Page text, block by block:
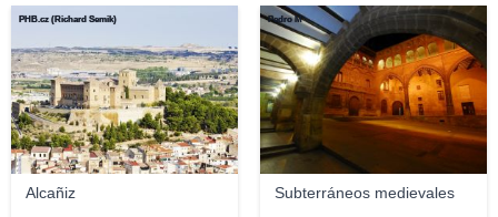
Alcañiz
PHB.cz (Richard Semik)
Subterráneos medievales
Pedro M